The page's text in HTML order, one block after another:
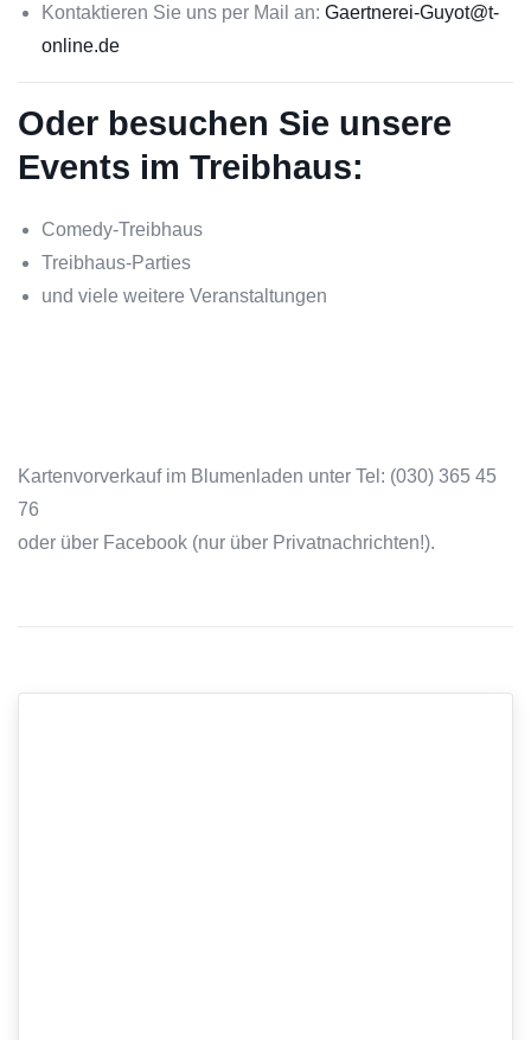
Kontaktieren Sie uns per Mail an: Gaertnerei-Guyot@t-
online.de
Oder besuchen Sie unsere
Events im Treibhaus:
Comedy-Treibhaus
Treibhaus-Parties
und viele weitere Veranstaltungen
Kartenvorverkauf im Blumenladen unter Tel: (030) 365 45
76
oder über Facebook (nur über Privatnachrichten!).